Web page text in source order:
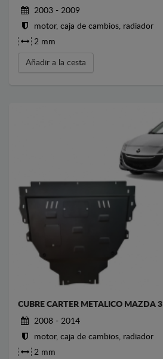
2003 - 2009
motor, caja de cambios, radiador
2 mm
Añadir a la cesta
CUBRE CARTER METALICO MAZDA 3
2008 - 2014
motor, caja de cambios, radiador
2 mm